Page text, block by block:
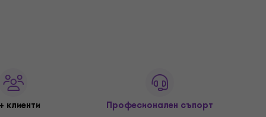
клиенти Професионален съпорт